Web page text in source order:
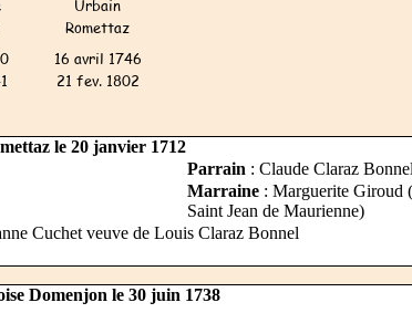
le 20 janvier 1712
Parrain : Claude Claraz
Marraine : Marguerite Giroud
Saint Jean de Maurienne)
Cuchet veuve de Louis Claraz Bonnel
Domenjon le 30 juin 1738